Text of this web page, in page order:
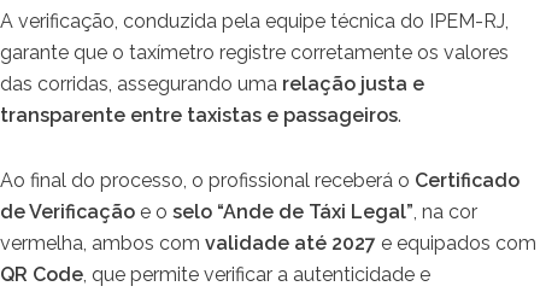
A verificação, conduzida pela equipe técnica do IPEM-RJ,
garante que o taxímetro registre corretamente os valores
das corridas, assegurando uma relação justa e
transparente entre taxistas e passageiros.
Ao final do processo, o profissional receberá o Certificado
de Verificação e o selo “Ande de Táxi Legal”, na cor
vermelha, ambos com validade até 2027 e equipados com
QR Code, que permite verificar a autenticidade e